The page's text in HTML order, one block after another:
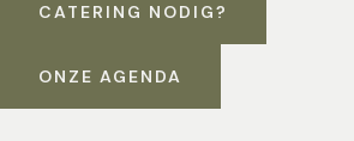
CATERING NODIG?
ONZE AGENDA